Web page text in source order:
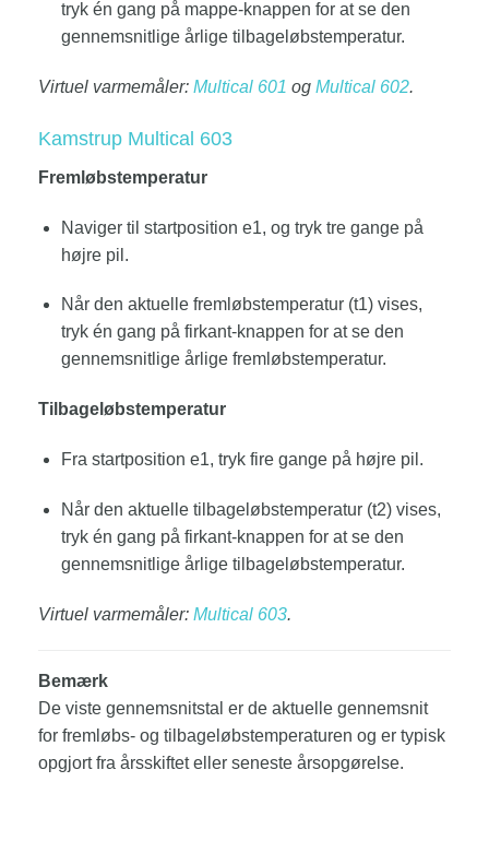
tryk én gang på mappe-knappen for at se den
gennemsnitlige årlige tilbageløbstemperatur.
Virtuel varmemåler: Multical 601 og Multical 602.
Kamstrup Multical 603
Fremløbstemperatur
Naviger til startposition e1, og tryk tre gange på
højre pil.
Når den aktuelle fremløbstemperatur (t1) vises,
tryk én gang på firkant-knappen for at se den
gennemsnitlige årlige fremløbstemperatur.
Tilbageløbstemperatur
Fra startposition e1, tryk fire gange på højre pil.
Når den aktuelle tilbageløbstemperatur (t2) vises,
tryk én gang på firkant-knappen for at se den
gennemsnitlige årlige tilbageløbstemperatur.
Virtuel varmemåler: Multical 603.
Bemærk
De viste gennemsnitstal er de aktuelle gennemsnit
for fremløbs- og tilbageløbstemperaturen og er typisk
opgjort fra årsskiftet eller seneste årsopgørelse.